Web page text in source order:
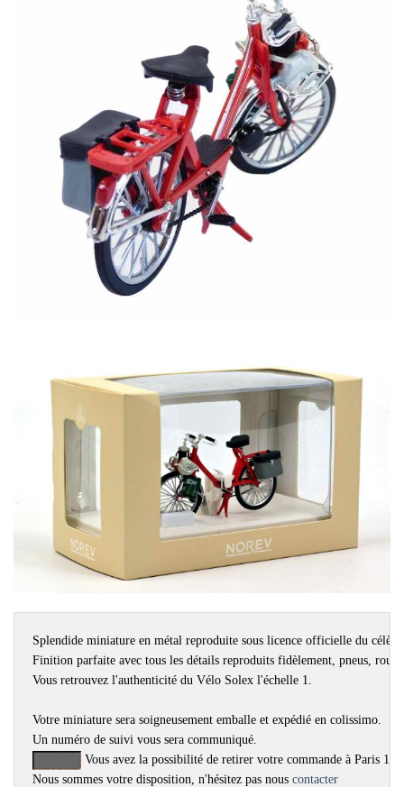
Splendide miniature en métal reproduite sous licence officielle du
Finition parfaite avec tous les détails reproduits fidèlement, pneus,
Vous retrouvez l'authenticité du Vélo Solex l'échelle 1.
Votre miniature sera soigneusement emballe et expédié en colissimo.
Vous avez la possibilité de retirer votre commande à Paris
Nous sommes votre disposition, n'hésitez pas nous contacter